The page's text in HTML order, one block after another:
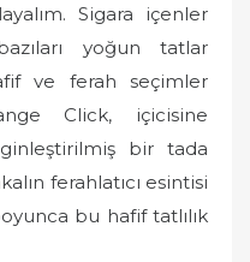
Sigara içenler
yoğun tatlar
ve ferah seçimler
Click, içicisine
bir tada
ferahlatıcı esintisi
bu hafif tatlılık